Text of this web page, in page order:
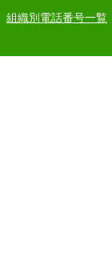
組織別電話番号一覧